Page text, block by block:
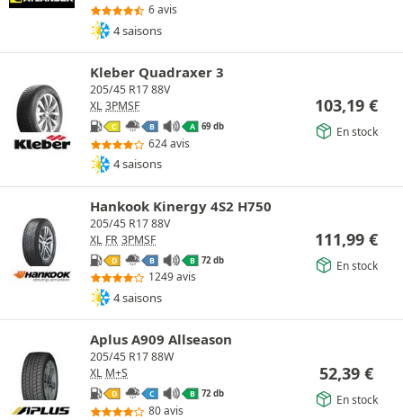
6 avis
4 saisons
Kleber Quadraxer 3
205/45 R17 88V
XL 3PMSF
C B A 69 db
624 avis
4 saisons
103,19 €
En stock
Hankook Kinergy 4S2 H750
205/45 R17 88V
XL FR 3PMSF
D B B 72 db
1249 avis
4 saisons
111,99 €
En stock
Aplus A909 Allseason
205/45 R17 88W
XL M+S
D C B 72 db
80 avis
52,39 €
En stock